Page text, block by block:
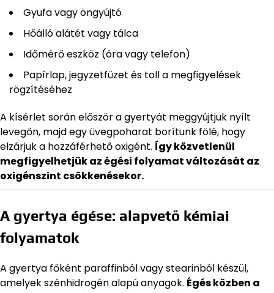
Gyufa vagy öngyújtó
Hőálló alátét vagy tálca
Időmérő eszköz (óra vagy telefon)
Papírlap, jegyzetfüzet és toll a megfigyelések
rögzítéséhez
A kísérlet során először a gyertyát meggyújtjuk nyílt
levegőn, majd egy üvegpoharat borítunk fölé, hogy
elzárjuk a hozzáférhető oxigént. Így közvetlenül
megfigyelhetjük az égési folyamat változását az
oxigénszint csökkenésekor.
A gyertya égése: alapvető kémiai
folyamatok
A gyertya főként paraffinból vagy stearinból készül,
amelyek szénhidrogén alapú anyagok. Égés közben a